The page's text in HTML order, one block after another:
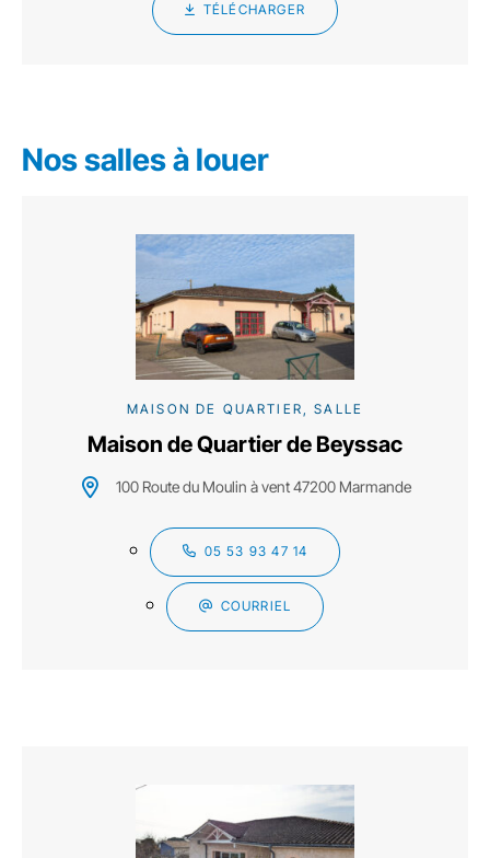
TÉLÉCHARGER
Nos salles à louer
MAISON DE QUARTIER, SALLE
Maison de Quartier de Beyssac
100 Route du Moulin à vent 47200 Marmande
05 53 93 47 14
COURRIEL